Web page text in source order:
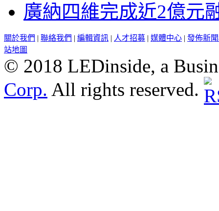
廣納四維完成近2億元
關於我們 | 聯絡我們 | 編輯資訊 | 人才招募 | 媒體中心 | 發佈新
站地圖
© 2018 LEDinside, a
Corp. All rights reserved.